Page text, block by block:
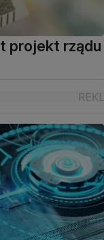
projekt rządu